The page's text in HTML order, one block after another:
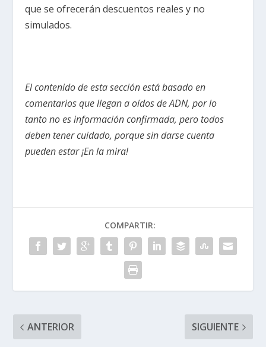
que se ofrecerán descuentos reales y no
simulados.
El contenido de esta sección está basado en
comentarios que llegan a oídos de ADN, por lo
tanto no es información confirmada, pero todos
deben tener cuidado, porque sin darse cuenta
pueden estar ¡En la mira!
COMPARTIR:
ANTERIOR SIGUIENTE